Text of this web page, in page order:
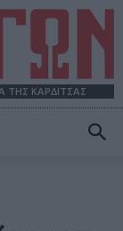
ΤΗΣ ΚΑΡΔΙΤΣΑΣ